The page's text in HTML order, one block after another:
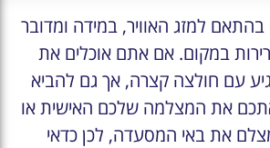
למזג האוויר, במידה ומדובר
במקום. אם אתם אוכלים את
עם חולצה קצרה, אך גם להביא
אתכם את המצלמה שלכם האישית או
את באי המסעדה, לכן כדאי